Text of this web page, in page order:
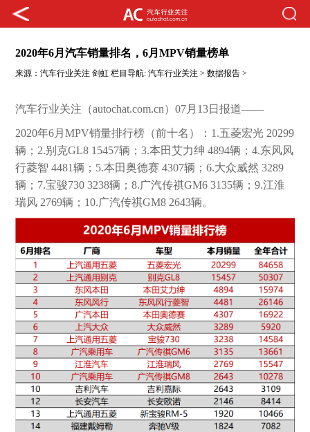
2020年6月汽车销量排名，6月MPV销量榜单
来源：汽车行业关注 剑虹 栏目导航:汽车行业关注 >数据报告 >
汽车行业关注（autochat.com.cn）07月13日报道——
2020年6月MPV销量排行榜（前十名）：1.五菱宏光 20299
辆；2.别克GL8 15457辆；3.本田艾力绅 4894辆；4.东风风
行菱智 4481辆；5.本田奥德赛 4307辆；6.大众威然 3289
辆；7.宝骏730 3238辆；8.广汽传祺GM6 3135辆；9.江淮
瑞风 2769辆；10.广汽传祺GM8 2643辆。